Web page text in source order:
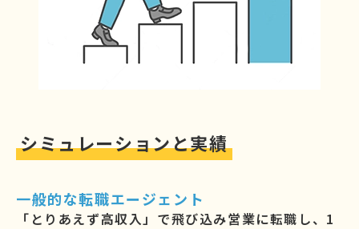
シミュレーションと実績
一般的な転職エージェント
「とりあえず高収入」で飛び込み営業に転職し、1